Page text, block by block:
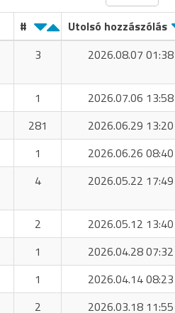
# Utolsó hozzászólás
3 2026.08.07 01:38
1 2026.07.06 13:58
281 2026.06.29 13:20
1 2026.06.26 08:40
4 2026.05.22 17:49
2 2026.05.12 13:40
1 2026.04.28 07:32
1 2026.04.14 08:23
2 2026.03.18 11:55